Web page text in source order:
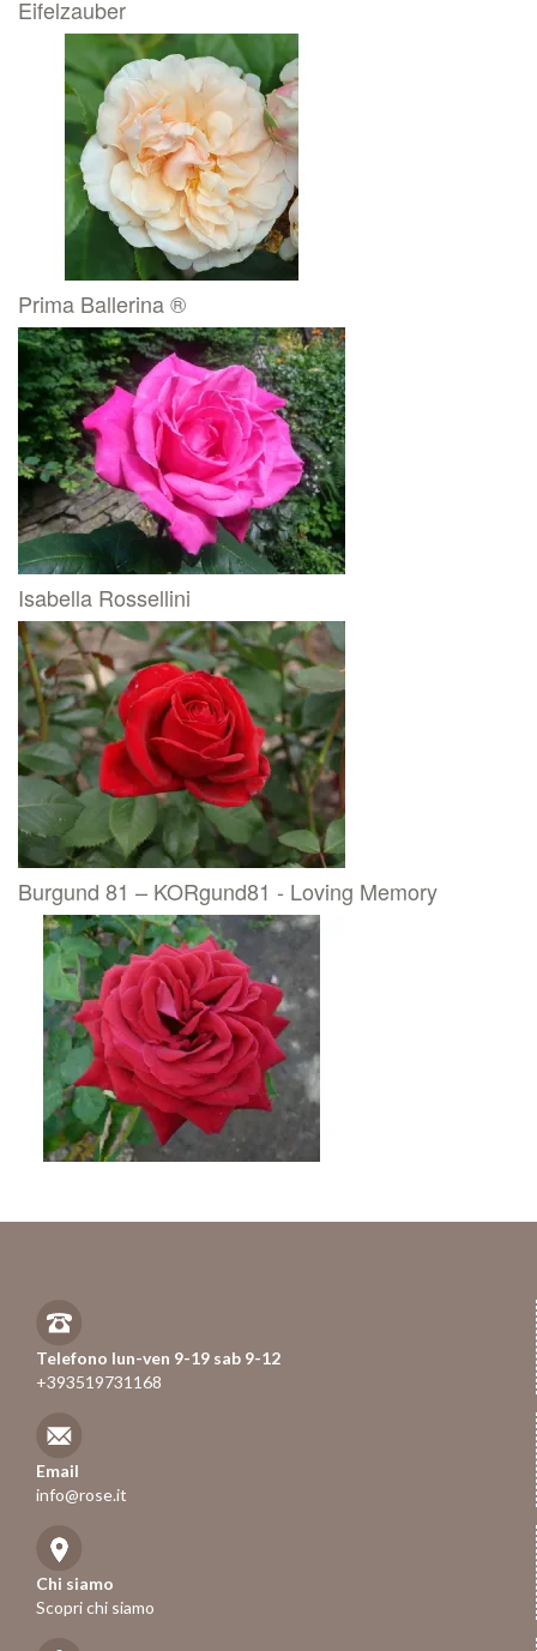
Eifelzauber
Prima Ballerina ®
Isabella Rossellini
Burgund 81 – KORgund81 - Loving Memory
Telefono lun-ven 9-19 sab 9-12
+393519731168
Email
info@rose.it
Chi siamo
Scopri chi siamo